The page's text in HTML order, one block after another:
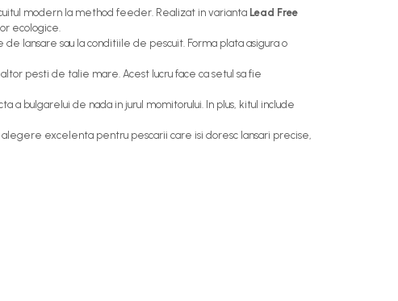
modern la method feeder. Realizat in varianta Lead Free
ecologice.
lansare sau la conditiile de pescuit. Forma plata asigura o
pesti de talie mare. Acest lucru face ca setul sa fie
bulgarelui de nada in jurul momitorului. In plus, kitul include
excelenta pentru pescarii care isi doresc lansari precise,